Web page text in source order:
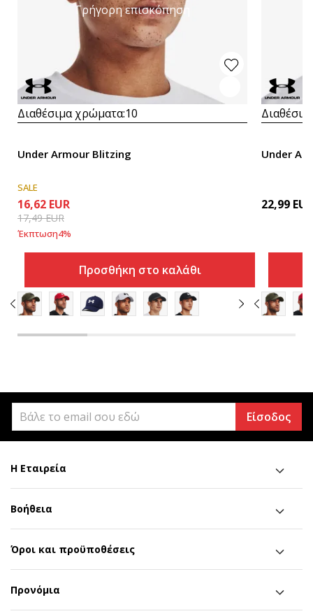
Γρήγορη επισκόπηση
Διαθέσιμα χρώματα:10
Under Armour Blitzing
SALE
16,62 EUR
17,49EUR
Έκπτωση4%
Προσθήκη στο καλάθι
Under
22,99 EUR
Είσοδος
Η Εταιρεία
Βοήθεια
Όροι και προϋποθέσεις
Προνόμια